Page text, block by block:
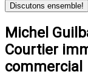
Discutons ensemble!
Michel
Courtier
commercial